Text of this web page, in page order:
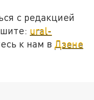
с редакцией
ural-
к нам в Дзене